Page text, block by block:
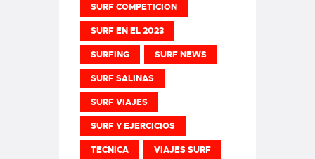
SURF COMPETICION
SURF EN EL 2023
SURFING SURF NEWS
SURF SALINAS
SURF VIAJES
SURF Y EJERCICIOS
TECNICA VIAJES SURF